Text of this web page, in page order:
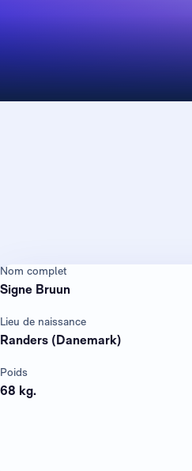
Nom complet
Signe Bruun
Lieu de naissance
Randers (Danemark)
Poids
68 kg.